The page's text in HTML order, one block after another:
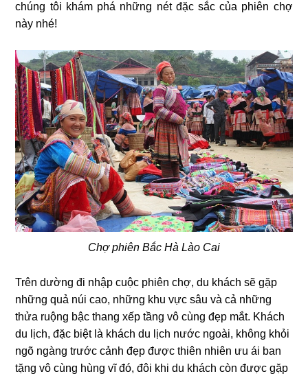
chúng tôi khám phá những nét đặc sắc của phiên chợ
này nhé!
Chợ phiên Bắc Hà Lào Cai
Trên dường đi nhập cuộc phiên chợ, du khách sẽ gặp
những quả núi cao, những khu vực sâu và cả những
thửa ruộng bậc thang xếp tầng vô cùng đẹp mắt. Khách
du lịch, đặc biệt là khách du lịch nước ngoài, không khỏi
ngõ ngàng trước cảnh đẹp được thiên nhiên ưu ái ban
tặng vô cùng hùng vĩ đó, đôi khi du khách còn được gặp